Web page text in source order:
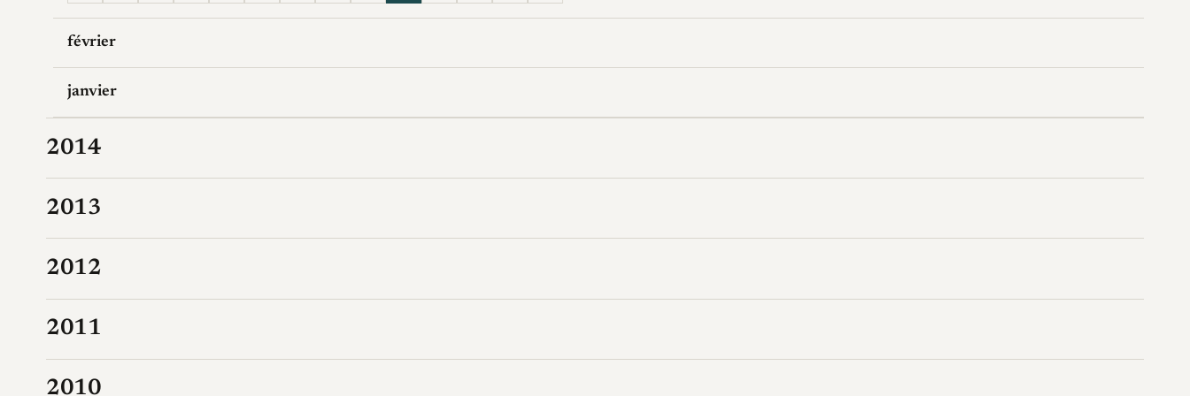
février
janvier
2014
2013
2012
2011
2010